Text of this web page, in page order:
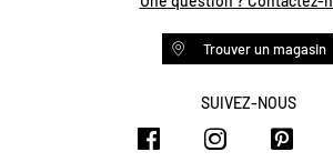
Programme de fidélité
Conditions des offres
Livraison et retours
Trouver un magasin
SUIVEZ-NOUS
https://https://